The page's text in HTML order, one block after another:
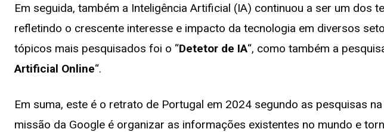
Em seguida, também a Inteligência Artificial (IA) continuou a ser um dos
refletindo o crescente interesse e impacto da tecnologia em diversos
tópicos mais pesquisados foi o “Detetor de IA“, como também a
Artificial Online“.
Em suma, este é o retrato de Portugal em 2024 segundo as pesquisas
missão da Google é organizar as informações existentes no mundo e